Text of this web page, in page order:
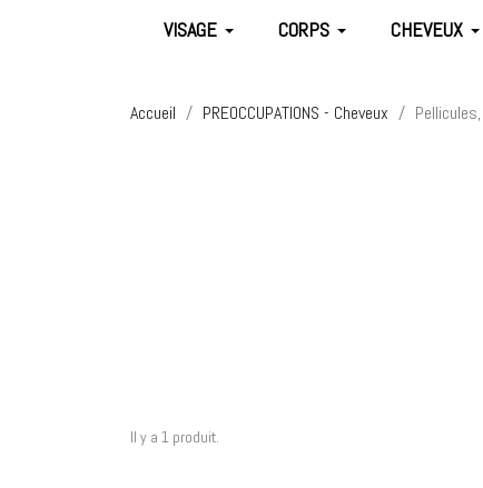
VISAGE CORPS CHEVEUX
Accueil PREOCCUPATIONS - Cheveux
Il y a 1 produit.